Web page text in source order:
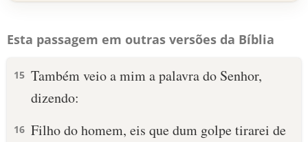
Esta passagem em outras versões da Bíblia
15 Também veio a mim a palavra do Senhor,
dizendo:
16 Filho do homem, eis que dum golpe tirarei de